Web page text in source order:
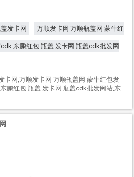
发卡网 万顺发卡网 万顺瓶盖网 蒙牛红
东鹏红包 瓶盖 发卡网 瓶盖cdk批发网
卡网,万顺发卡网 万顺瓶盖网 蒙牛红包发
鹏红包 瓶盖 发卡网 瓶盖cdk批发网站,东